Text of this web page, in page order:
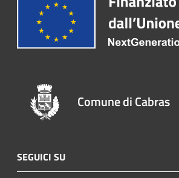
Comune di Cabras
SEGUICI SU